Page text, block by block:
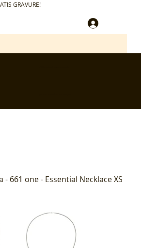
GRAVURE!
661 one - Essential Necklace XS